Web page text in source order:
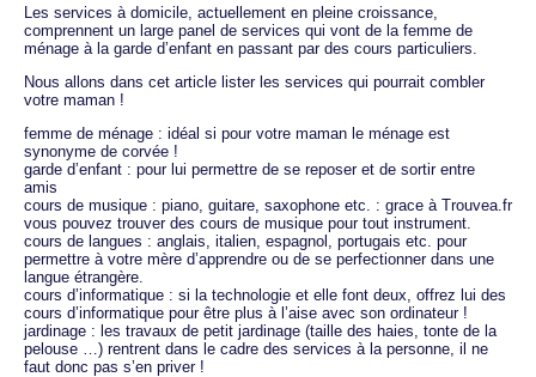
Les services à domicile, actuellement en pleine croissance,
comprennent un large panel de services qui vont de la femme de
ménage à la garde d’enfant en passant par des cours particuliers.
Nous allons dans cet article lister les services qui pourrait combler
votre maman !
femme de ménage : idéal si pour votre maman le ménage est
synonyme de corvée !
garde d’enfant : pour lui permettre de se reposer et de sortir entre
amis
cours de musique : piano, guitare, saxophone etc. : grace à Trouvea.fr
vous pouvez trouver des cours de musique pour tout instrument.
cours de langues : anglais, italien, espagnol, portugais etc. pour
permettre à votre mère d’apprendre ou de se perfectionner dans une
langue étrangère.
cours d’informatique : si la technologie et elle font deux, offrez lui des
cours d’informatique pour être plus à l’aise avec son ordinateur !
jardinage : les travaux de petit jardinage (taille des haies, tonte de la
pelouse …) rentrent dans le cadre des services à la personne, il ne
faut donc pas s’en priver !